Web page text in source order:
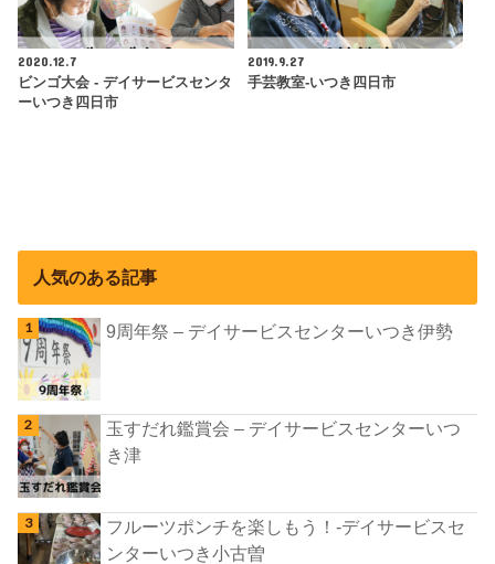
2020.12.7
ビンゴ大会 - デイサービスセンタ
ーいつき四日市
2019.9.27
手芸教室-いつき四日市
人気のある記事
9周年祭 – デイサービスセンターいつき伊勢
玉すだれ鑑賞会 – デイサービスセンターいつ
き津
フルーツポンチを楽しもう！-デイサービスセ
ンターいつき小古曽